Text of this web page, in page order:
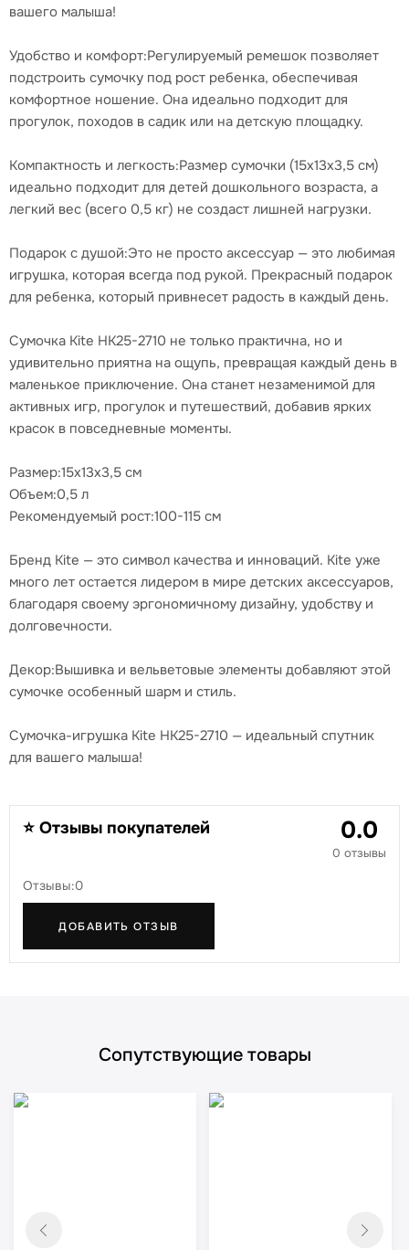
вашего малыша!
Удобство и комфорт:Регулируемый ремешок позволяет
подстроить сумочку под рост ребенка, обеспечивая
комфортное ношение. Она идеально подходит для
прогулок, походов в садик или на детскую площадку.
Компактность и легкость:Размер сумочки (15x13x3,5 см)
идеально подходит для детей дошкольного возраста, а
легкий вес (всего 0,5 кг) не создаст лишней нагрузки.
Подарок с душой:Это не просто аксессуар — это любимая
игрушка, которая всегда под рукой. Прекрасный подарок
для ребенка, который привнесет радость в каждый день.
Сумочка Kite HK25-2710 не только практична, но и
удивительно приятна на ощупь, превращая каждый день в
маленькое приключение. Она станет незаменимой для
активных игр, прогулок и путешествий, добавив ярких
красок в повседневные моменты.
Размер:15х13х3,5 см
Объем:0,5 л
Рекомендуемый рост:100-115 см
Бренд Kite — это символ качества и инноваций. Kite уже
много лет остается лидером в мире детских аксессуаров,
благодаря своему эргономичному дизайну, удобству и
долговечности.
Декор:Вышивка и вельветовые элементы добавляют этой
сумочке особенный шарм и стиль.
Сумочка-игрушка Kite HK25-2710 — идеальный спутник
для вашего малыша!
⭐ Отзывы покупателей 0.0
0 отзывы
Отзывы:0
ДОБАВИТЬ ОТЗЫВ
Сопутствующие товары